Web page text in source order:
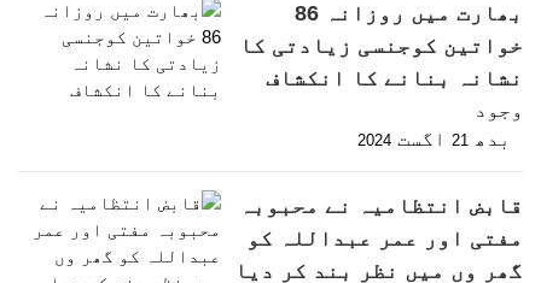
بھارت میں روزانہ 86
خواتین کوجنسی زیادتی کا
نشانہ بنانے کا انکشاف
وجود
بدھ
21 اگست 2024
قابض انتظامیہ نے محبوبہ
مفتی اور عمر عبداللہ کو
گھر وں میں نظر بند کر دیا